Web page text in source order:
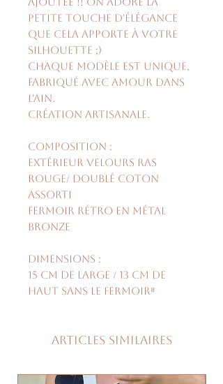
petite touche d'élégance
que cela apporte à votre
silhouette ;)
Chaque modèle est unique,
fabriqué avec amour dans
l'Ain.
Création artisanale.
Composition :
Extérieur velours ras
rouge/ doublé coton
assorti
fermoir rétro en métal
bronze
Dimensions :
15 cm de large / 13 cm de
haut sans le fermoir⁸
Articles similaires